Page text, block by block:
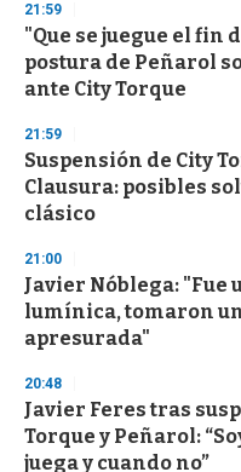
d
s
o
f
3
s
e
c
o
n
21:59
"Que se juegue el fin
postura de Peñarol
ante City Torque
21:59
Suspensión de City
Clausura: posibles
clásico
21:00
Javier Nóblega: "Fue
lumínica, tomaron
apresurada"
20:48
Javier Feres tras
Torque y Peñarol:
juega y cuando no”